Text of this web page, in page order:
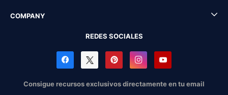
COMPANY
REDES SOCIALES
Consigue recursos exclusivos directamente en tu email